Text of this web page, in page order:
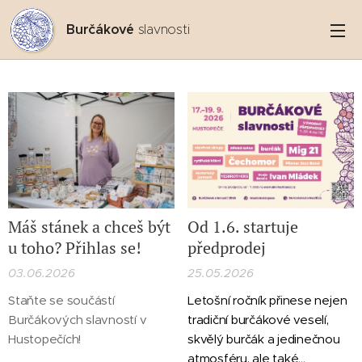
Burčákové slavnosti
Máš stánek a chceš být
u toho? Přihlas se!
03.06.2026
Staňte se součástí
Burčákových slavností v
Hustopečích!
Od 1.6. startuje
předprodej
25.05.2026
Letošní ročník přinese nejen
tradiční burčákové veselí,
skvělý burčák a jedinečnou
atmosféru, ale také